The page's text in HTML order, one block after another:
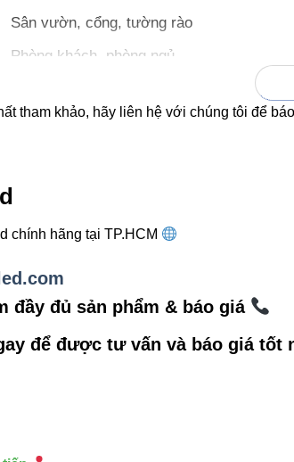
Sân vườn, cổng, tường rào
Phòng khách, phòng ngủ
Showroom trưng bày
4. SEO Onpage: Cách
dung chuẩnSEO E-E-A-T , một hệ thống
Tăng thời gian ở lại trang
tham khảo, hãy liên hệ với chúng tôi để
chính hãng tại TP.HCM
đầy đủ sản phẩm & báo giá
để được tư vấn và báo giá tốt